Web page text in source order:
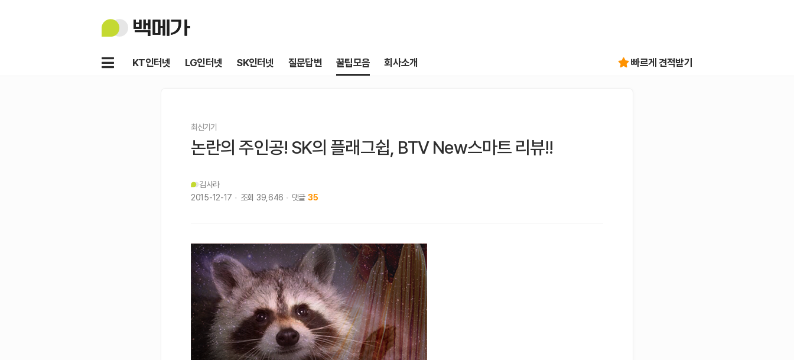
백
KT인터넷
LG인터넷 SK인터넷 질문답변 꿀팁모음 회사소개
메
빠르게 견적받기
최신기기
논란의 주인공! SK의 플래그쉽, BTV New스마트 리뷰!!
김사라
2015-12-17
조회 39,646 댓글 35